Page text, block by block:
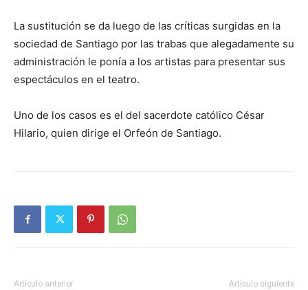
La sustitución se da luego de las críticas surgidas en la
sociedad de Santiago por las trabas que alegadamente su
administración le ponía a los artistas para presentar sus
espectáculos en el teatro.
Uno de los casos es el del sacerdote católico César
Hilario, quien dirige el Orfeón de Santiago.
Artículo anterior Artículo siguiente